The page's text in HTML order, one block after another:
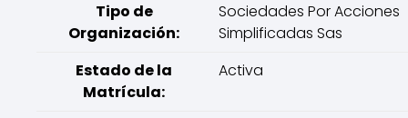
Tipo de
Organización:
Sociedades Por Acciones
Simplificadas Sas
Estado de la
Matrícula:
Activa